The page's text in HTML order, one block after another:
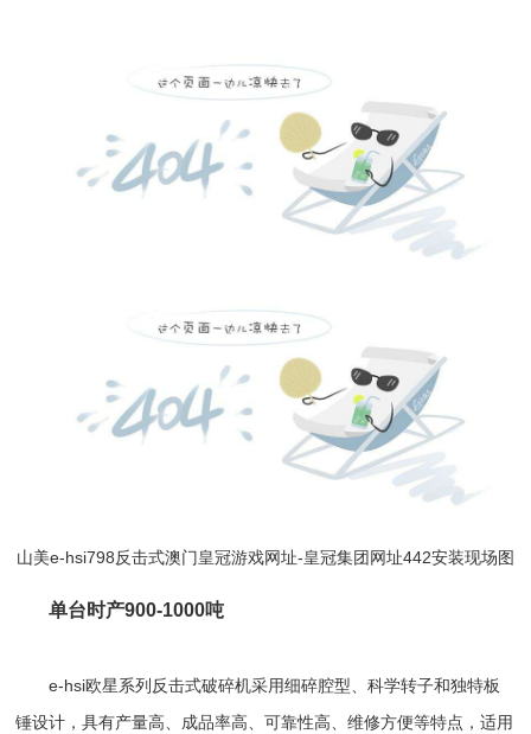
山美e-hsi798反击式澳门皇冠游戏网址-皇冠集团网址442安装现场图
单台时产900-1000吨
e-hsi欧星系列反击式破碎机采用细碎腔型、科学转子和独特板
锤设计，具有产量高、成品率高、可靠性高、维修方便等特点，适用